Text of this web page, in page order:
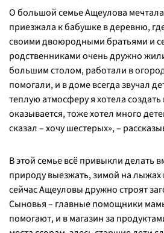
О большой семье Ащеулова мечтала
приезжала к бабушке в деревню,
своими двоюродными братьями и
родственниками очень дружно
большим столом, работали в
помогали, и в доме всегда звучал
теплую атмосферу я хотела
оказывается, тоже хотел много
сказал – хочу шестерых», –
В этой семье всё привыкли делать
природу выезжать, зимой на лыжах
сейчас Ащеуловы дружно строят
Сыновья – главные помощники
помогают, и в магазин за